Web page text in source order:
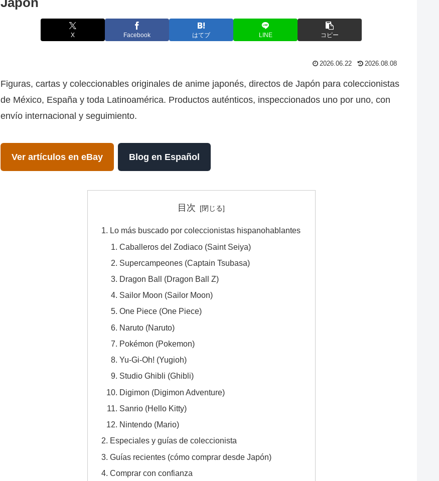
X Facebook はてブ LINE コピー
2026.06.22 2026.08.08
Figuras, cartas y coleccionables originales de anime japonés, directos de Japón para coleccionistas
de México, España y toda Latinoamérica. Productos auténticos, inspeccionados uno por uno, con
envío internacional y seguimiento.
Ver artículos en eBay Blog en Español
目次
Lo más buscado por coleccionistas hispanohablantes
Caballeros del Zodiaco (Saint Seiya)
Supercampeones (Captain Tsubasa)
Dragon Ball (Dragon Ball Z)
Sailor Moon (Sailor Moon)
One Piece (One Piece)
Naruto (Naruto)
Pokémon (Pokemon)
Yu-Gi-Oh! (Yugioh)
Studio Ghibli (Ghibli)
Digimon (Digimon Adventure)
Sanrio (Hello Kitty)
Nintendo (Mario)
Especiales y guías de coleccionista
Guías recientes (cómo comprar desde Japón)
Comprar con confianza